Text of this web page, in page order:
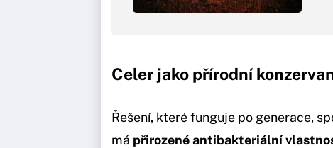
Celer jako přírodní
Řešení, které funguje po generace,
má přirozené antibakteriální